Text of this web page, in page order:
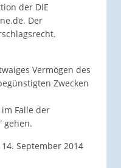
der DIE
Der
Vermögen des
Zwecken
Falle der
gehen.
September 2014